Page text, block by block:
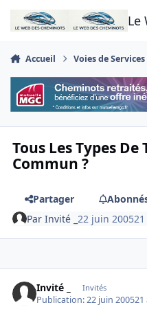
Aller au contenu
Le
Accueil Voies de Services
Tous Les Types
Commun ?
Partager
ParInvité _ 22 juin 2005
Invité _ Invités
Publication:22 juin 200521